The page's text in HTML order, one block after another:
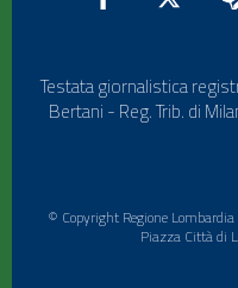
Testata giornalistica
Bertani - Reg. Trib. di
© Copyright Regione
Piazza Città di